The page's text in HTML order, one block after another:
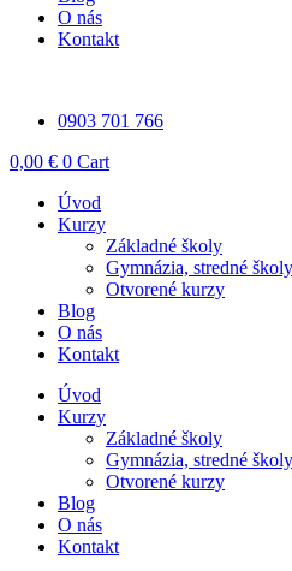
O nás
Kontakt
0903 701 766
0,00 € 0 Cart
Úvod
Kurzy
Základné školy
Gymnázia, stredné školy
Otvorené kurzy
Blog
O nás
Kontakt
Úvod
Kurzy
Základné školy
Gymnázia, stredné školy
Otvorené kurzy
Blog
O nás
Kontakt